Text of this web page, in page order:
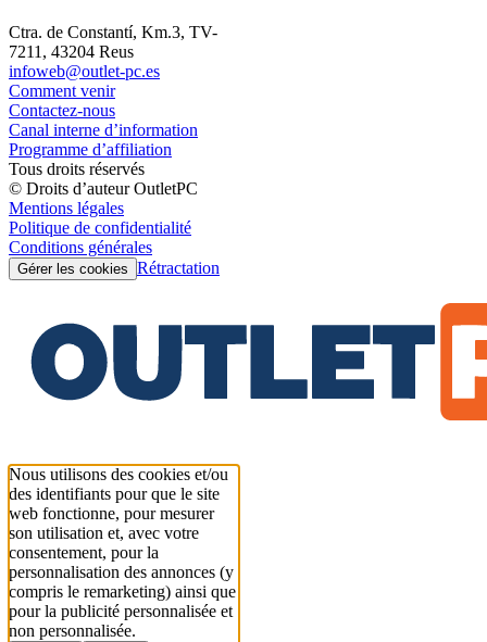
Ctra. de Constantí, Km.3, TV-
7211, 43204 Reus
infoweb@outlet-pc.es
Comment venir
Contactez-nous
Canal interne d’information
Programme d’affiliation
Tous droits réservés
© Droits d’auteur OutletPC
Mentions légales
Politique de confidentialité
Conditions générales
Gérer les cookies Rétractation
Nous utilisons des cookies et/ou
des identifiants pour que le site
web fonctionne, pour mesurer
son utilisation et, avec votre
consentement, pour la
personnalisation des annonces (y
compris le remarketing) ainsi que
pour la publicité personnalisée et
non personnalisée.